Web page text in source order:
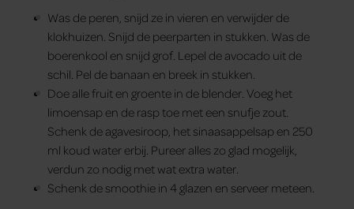
Was de peren, snijd ze in vieren en verwijder de
klokhuizen. Snijd de peerparten in stukken. Was de
boerenkool en snijd grof. Lepel de avocado uit de
schil. Pel de banaan en breek in stukken.
Doe alle fruit en groente in de blender. Voeg het
limoensap en de rasp toe met een snufje zout.
Schenk de agavesiroop, het sinaasappelsap en 250
ml koud water erbij. Pureer alles zo glad mogelijk,
verdun zo nodig met wat extra water.
Schenk de smoothie in 4 glazen en serveer meteen.